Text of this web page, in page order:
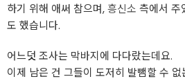
하기 위해 애써 참으며,흥신소 측에서 주
도 했습니다.
어느덧 조사는 막바지에 다다랐는데요.
이제 남은 건 그들이 도저히 발뺌할 수